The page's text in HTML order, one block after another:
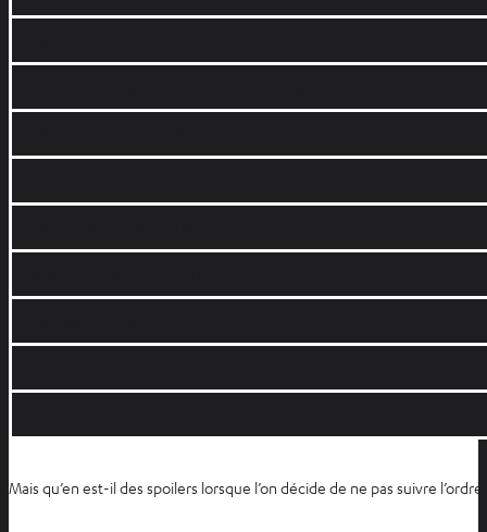
Mais qu’en est-il des spoilers lorsque l’on décide de ne pas suivre